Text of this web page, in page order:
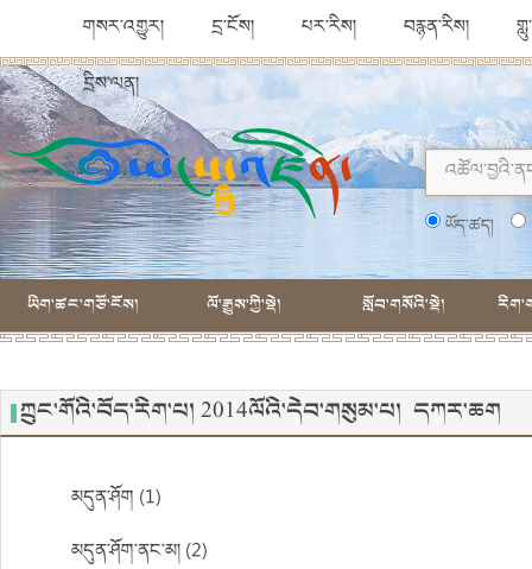
གསར་འགྱུར། དྲ་ངོས། པར་རིས། བརྙན་རིས།
དྲིས་ལན།
ཡོད་ཚད།
ཡིག་ཚང་གཙོ་ངོས། ལོ་རྒྱུས་ཀྱི་སྡེ། སློབ་གསོའི་སྡེ།
ཀྲུང་གོའི་བོད་རིག་པ། 2014ལོའི་དེབ་གསུམ་པ། དཀར་ཆག
མདུན་ཤོག (1)
མདུན་ཤོག་ནང་མ། (2)